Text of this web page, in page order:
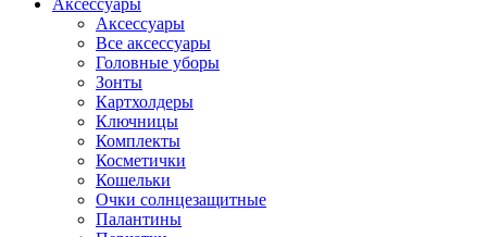
Аксессуары
Аксессуары
Все аксессуары
Головные уборы
Зонты
Картхолдеры
Ключницы
Комплекты
Косметички
Кошельки
Очки солнцезащитные
Палантины